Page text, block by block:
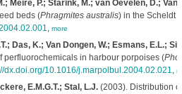
Meire, P.; Starink, M.; van Oevelen, D.; Van
beds (Phragmites australis) in the Scheldt
, more
Das, K.; Van Dongen, W.; Esmans, E.L.;
in harbour porpoises (
dx.doi.org/10.1016/j.marpolbul.2004.02.021,
E.M.G.T.; Stal, L.J.(2003). Distribution